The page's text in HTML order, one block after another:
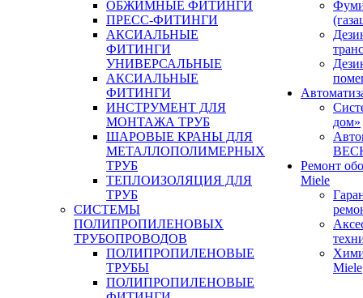
ОБЖИМНЫЕ ФИТИНГИ
ПРЕСС-ФИТИНГИ
АКСИАЛЬНЫЕ
ФИТИНГИ
УНИВЕРСАЛЬНЫЕ
АКСИАЛЬНЫЕ
ФИТИНГИ
ИНСТРУМЕНТ ДЛЯ
МОНТАЖА ТРУБ
ШАРОВЫЕ КРАНЫ ДЛЯ
МЕТАЛЛОПОЛИМЕРНЫХ
ТРУБ
ТЕПЛОИЗОЛЯЦИЯ ДЛЯ
ТРУБ
СИСТЕМЫ
ПОЛИПРОПИЛЕНОВЫХ
ТРУБОПРОВОДОВ
ПОЛИПРОПИЛЕНОВЫЕ
ТРУБЫ
ПОЛИПРОПИЛЕНОВЫЕ
дом»
Ремонт
Miele
Miele